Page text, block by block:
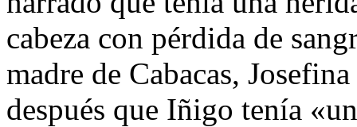
cabeza con pérdida de
madre de Cabacas,
después que Iñigo tenía